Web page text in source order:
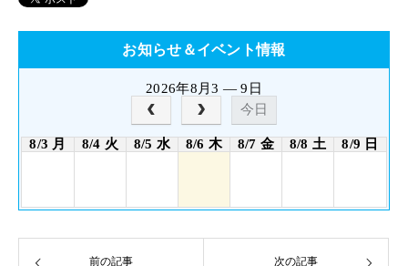
お知らせ＆イベント情報
2026年8月3 — 9日
今日
8/3 月 8/4 火 8/5 水 8/6 木 8/7 金 8/8 土 8/9 日
前の記事 次の記事